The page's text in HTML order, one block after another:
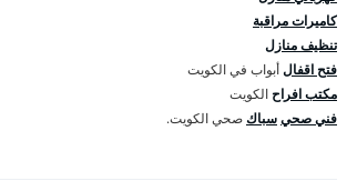
كاميرات مراقبة
تنظيف منازل
فتح اقفالأبواب في الكويت
مكتب افراح الكويت
فني صحيسباك صحي الكويت.